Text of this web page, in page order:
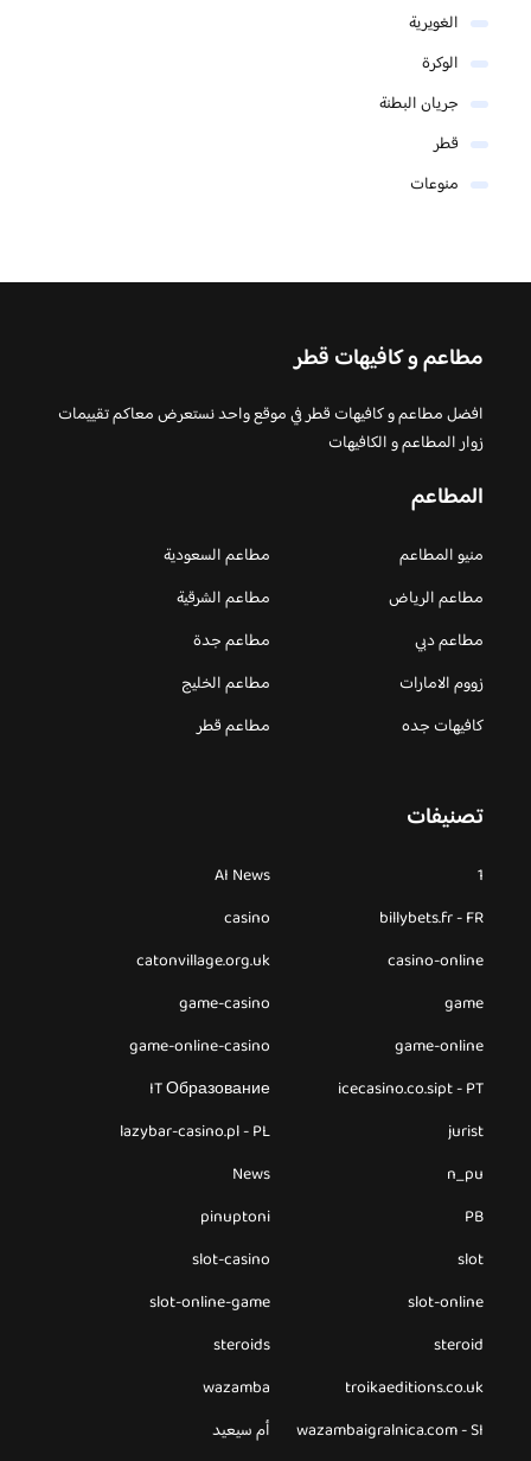
الغويرية
الوكرة
جريان البطنة
قطر
منوعات
مطاعم و كافيهات قطر
افضل مطاعم و كافيهات قطر في موقع واحد نستعرض معاكم تقييمات
زوار المطاعم و الكافيهات
المطاعم
منيو المطاعم
مطاعم السعودية
مطاعم الرياض
مطاعم الشرقية
مطاعم دبي
مطاعم جدة
زووم الامارات
مطاعم الخليج
كافيهات جده
مطاعم قطر
تصنيفات
1
AI News
billybets.fr - FR
casino
casino-online
catonvillage.org.uk
game
game-casino
game-online
game-online-casino
icecasino.co.sipt - PT
IT Образование
jurist
lazybar-casino.pl - PL
n_pu
News
PB
pinuptoni
slot
slot-casino
slot-online
slot-online-game
steroid
steroids
troikaeditions.co.uk
wazamba
wazambaigralnica.com - SI
أم سيعيد